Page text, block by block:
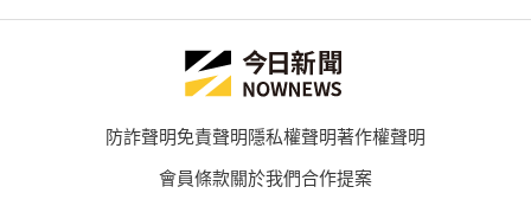
防詐聲明免責聲明隱私權聲明著作權聲明
會員條款關於我們合作提案